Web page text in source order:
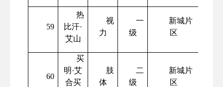
59
热
比汗·
艾山
视
力
一
级
新城片
区
60
买
明·艾
合买
肢
体
二
级
新城片
区